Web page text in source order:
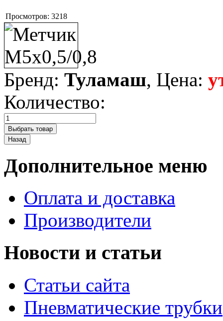
Просмотров: 3218
Бренд: Туламаш, Цена:
Количество:
Дополнительное меню
Оплата и доставка
Производители
Новости и статьи
Статьи сайта
Пневматические трубки